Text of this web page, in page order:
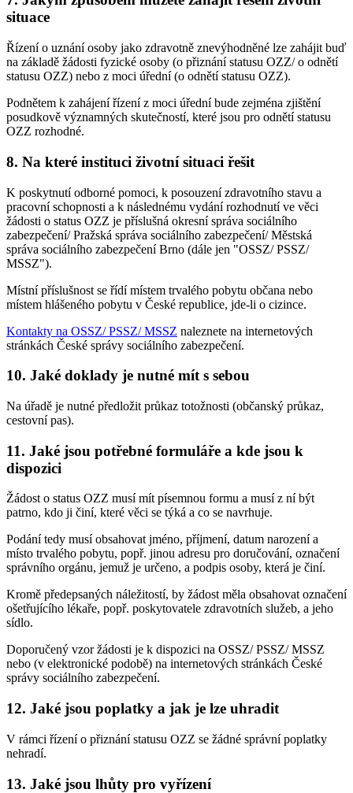
situace
Řízení o uznání osoby jako zdravotně znevýhodněné lze zahájit buď
na základě žádosti fyzické osoby (o přiznání statusu OZZ/ o odnětí
statusu OZZ) nebo z moci úřední (o odnětí statusu OZZ).
Podnětem k zahájení řízení z moci úřední bude zejména zjištění
posudkově významných skutečností, které jsou pro odnětí statusu
OZZ rozhodné.
8. Na které instituci životní situaci řešit
K poskytnutí odborné pomoci, k posouzení zdravotního stavu a
pracovní schopnosti a k následnému vydání rozhodnutí ve věci
žádosti o status OZZ je příslušná okresní správa sociálního
zabezpečení/ Pražská správa sociálního zabezpečení/ Městská
správa sociálního zabezpečení Brno (dále jen "OSSZ/ PSSZ/
MSSZ").
Místní příslušnost se řídí místem trvalého pobytu občana nebo
místem hlášeného pobytu v České republice, jde-li o cizince.
Kontakty na OSSZ/ PSSZ/ MSSZ naleznete na internetových
stránkách České správy sociálního zabezpečení.
10. Jaké doklady je nutné mít s sebou
Na úřadě je nutné předložit průkaz totožnosti (občanský průkaz,
cestovní pas).
11. Jaké jsou potřebné formuláře a kde jsou k
dispozici
Žádost o status OZZ musí mít písemnou formu a musí z ní být
patrno, kdo ji činí, které věci se týká a co se navrhuje.
Podání tedy musí obsahovat jméno, příjmení, datum narození a
místo trvalého pobytu, popř. jinou adresu pro doručování, označení
správního orgánu, jemuž je určeno, a podpis osoby, která je činí.
Kromě předepsaných náležitostí, by žádost měla obsahovat označení
ošetřujícího lékaře, popř. poskytovatele zdravotních služeb, a jeho
sídlo.
Doporučený vzor žádosti je k dispozici na OSSZ/ PSSZ/ MSSZ
nebo (v elektronické podobě) na internetových stránkách České
správy sociálního zabezpečení.
12. Jaké jsou poplatky a jak je lze uhradit
V rámci řízení o přiznání statusu OZZ se žádné správní poplatky
nehradí.
13. Jaké jsou lhůty pro vyřízení